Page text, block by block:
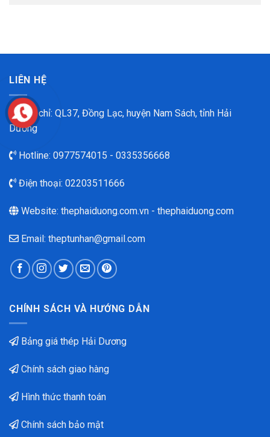
LIÊN HỆ
Địa chỉ: QL37, Đồng Lạc, huyện Nam Sách, tỉnh Hải
Dương
Hotline: 0977574015 - 0335356668
Điện thoại: 02203511666
Website: thephaiduong.com.vn - thephaiduong.com
Email: theptunhan@gmail.com
CHÍNH SÁCH VÀ HƯỚNG DẪN
Bảng giá thép Hải Dương
Chính sách giao hàng
Hình thức thanh toán
Chính sách bảo mật